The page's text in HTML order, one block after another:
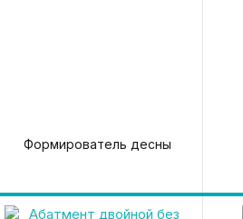
Формирователь десны